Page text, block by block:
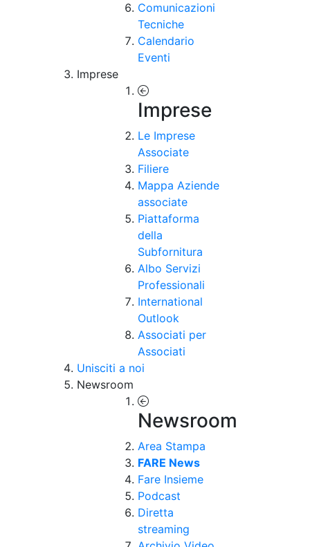
Comunicazioni
Tecniche
Calendario
Eventi
Imprese
Imprese
Le Imprese
Associate
Filiere
Mappa Aziende
associate
Piattaforma
della
Subfornitura
Albo Servizi
Professionali
International
Outlook
Associati per
Associati
Unisciti a noi
Newsroom
Newsroom
Area Stampa
FARE News
Fare Insieme
Podcast
Diretta
streaming